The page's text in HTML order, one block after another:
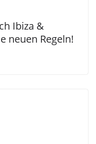
Ibiza &
neuen Regeln!